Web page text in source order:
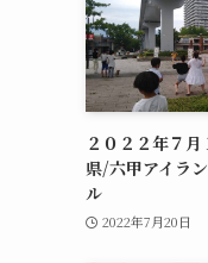
２０２２年７
県/六甲アイラ
ル
2022年7月20日